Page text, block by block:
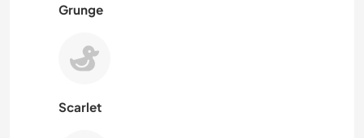
Grunge
Scarlet